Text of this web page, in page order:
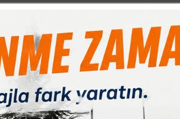
muayene için kulak burun ve göğüs
istiyoruz. Burada böyle bir yer varmı diye
organlarımızı bağışladık. Herkesin
karışacak en iyisi bağışlayarak inşallah